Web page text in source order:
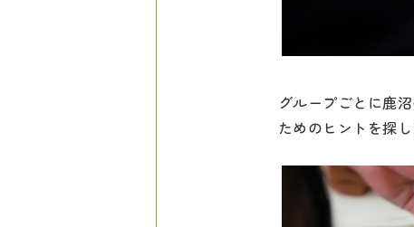
グループごとに鹿
ためのヒントを探し